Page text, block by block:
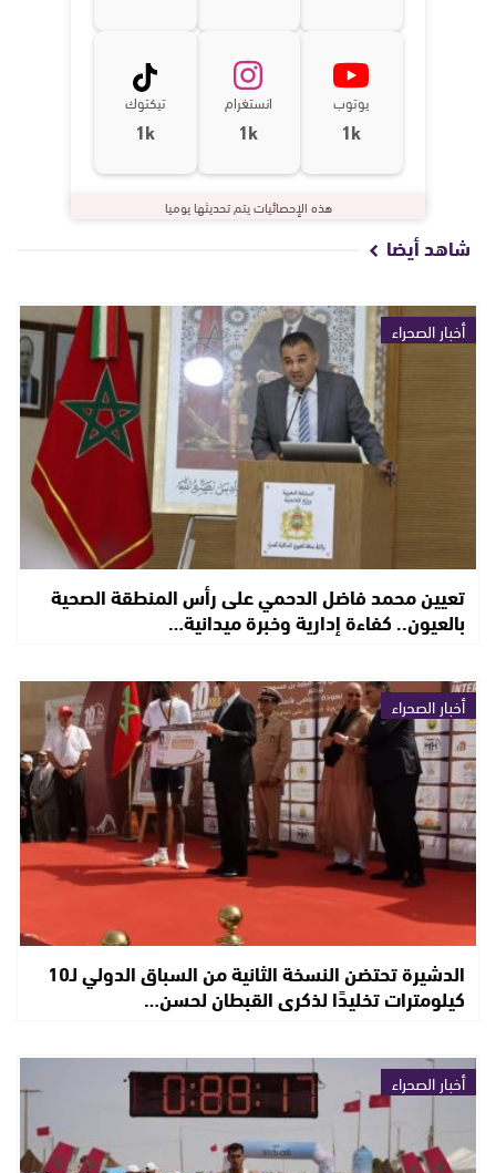
يوتوب
1k
انستغرام
1k
تيكتوك
1k
هذه الإحصائيات يتم تحديثها يوميا
شاهد أيضا
أخبار الصحراء
تعيين محمد فاضل الدحمي على رأس المنطقة الصحية
بالعيون.. كفاءة إدارية وخبرة ميدانية…
أخبار الصحراء
الدشيرة تحتضن النسخة الثانية من السباق الدولي لـ10
كيلومترات تخليدًا لذكرى القبطان لحسن…
أخبار الصحراء